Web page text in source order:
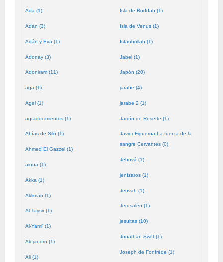
Ada (1)
Adán (3)
Adán y Eva (1)
Adonay (3)
Adoniram (11)
aga (1)
Agel (1)
agradecimientos (1)
Ahías de Siló (1)
Ahmed El Gazzel (1)
aioua (1)
Akka (1)
Akliman (1)
Al-Taysir (1)
Al-Yami' (1)
Alejandro (1)
Ali (1)
Isla de Roddah (1)
Isla de Venus (1)
Istanbollah (1)
Jabel (1)
Japón (20)
jarabe (4)
jarabe 2 (1)
Jardín de Rosette (1)
Javier Figueroa La fuerza de la
sangre Cervantes (0)
Jehová (1)
jenízaros (1)
Jeovah (1)
Jerusalén (1)
jesuitas (10)
Jonathan Swift (1)
Joseph de Fonfrède (1)